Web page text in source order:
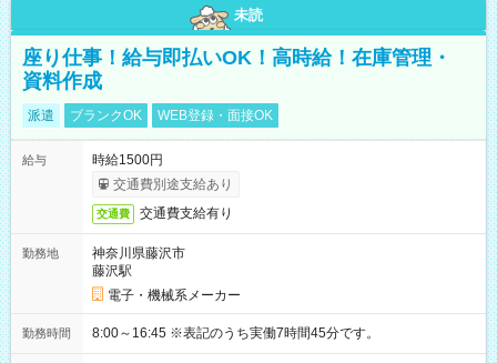
未読
座り仕事！給与即払いOK！高時給！在庫管理・
資料作成
派遣 ブランクOK WEB登録・面接OK
給与
時給1500円
交通費別途支給あり
交通費 交通費支給有り
勤務地
神奈川県藤沢市
藤沢駅
電子・機械系メーカー
勤務時間 8:00～16:45 ※表記のうち実働7時間45分です。